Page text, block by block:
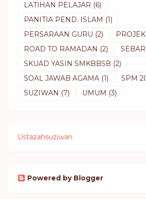
LATIHAN PELAJAR (6)
PANITIA PEND. ISLAM (1)
PERSARAAN GURU (2)
ROAD TO RAMADAN (2)
SKUAD YASIN SMKBBSB (2)
SOAL JAWAB AGAMA (1) SPM
SUZIWAN (7) UMUM (3)
Ustazahsuziwan
Powered by Blogger